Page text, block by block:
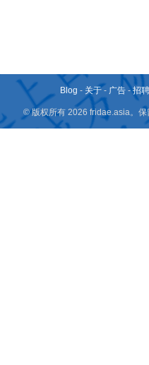
Blog - 关于 - 广告 -招
© 版权所有 2026 fridae.asia。